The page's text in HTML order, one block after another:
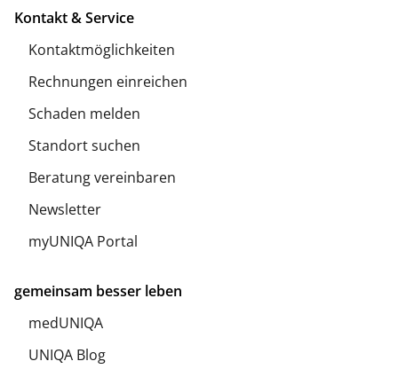
Kontakt & Service
Kontaktmöglichkeiten
Rechnungen einreichen
Schaden melden
Standort suchen
Beratung vereinbaren
Newsletter
myUNIQA Portal
gemeinsam besser leben
medUNIQA
UNIQA Blog